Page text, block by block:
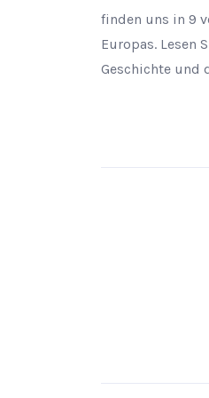
finden uns in 9
Europas. Lesen
Geschichte und